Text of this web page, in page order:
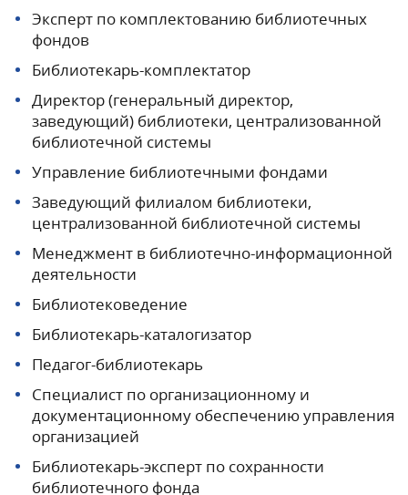
Эксперт по комплектованию библиотечных
фондов
Библиотекарь-комплектатор
Директор (генеральный директор,
заведующий) библиотеки, централизованной
библиотечной системы
Управление библиотечными фондами
Заведующий филиалом библиотеки,
централизованной библиотечной системы
Менеджмент в библиотечно-информационной
деятельности
Библиотековедение
Библиотекарь-каталогизатор
Педагог-библиотекарь
Специалист по организационному и
документационному обеспечению управления
организацией
Библиотекарь-эксперт по сохранности
библиотечного фонда